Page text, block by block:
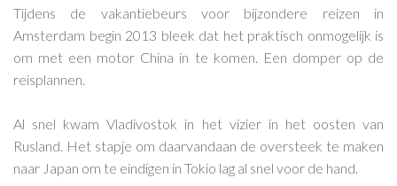
Tijdens de vakantiebeurs voor bijzondere reizen in
Amsterdam begin 2013 bleek dat het praktisch onmogelijk is
om met een motor China in te komen. Een domper op de
reisplannen.
Al snel kwam Vladivostok in het vizier in het oosten van
Rusland. Het stapje om daarvandaan de oversteek te maken
naar Japan om te eindigen in Tokio lag al snel voor de hand.